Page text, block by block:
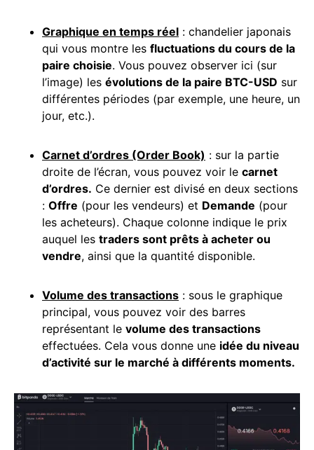
Graphique en temps réel : chandelier japonais
qui vous montre les fluctuations du cours de la
paire choisie. Vous pouvez observer ici (sur
l’image) les évolutions de la paire BTC-USD sur
différentes périodes (par exemple, une heure, un
jour, etc.).
Carnet d’ordres (Order Book) : sur la partie
droite de l’écran, vous pouvez voir le carnet
d’ordres. Ce dernier est divisé en deux sections
: Offre (pour les vendeurs) et Demande (pour
les acheteurs). Chaque colonne indique le prix
auquel les traders sont prêts à acheter ou
vendre, ainsi que la quantité disponible.
Volume des transactions : sous le graphique
principal, vous pouvez voir des barres
représentant le volume des transactions
effectuées. Cela vous donne une idée du niveau
d’activité sur le marché à différents moments.